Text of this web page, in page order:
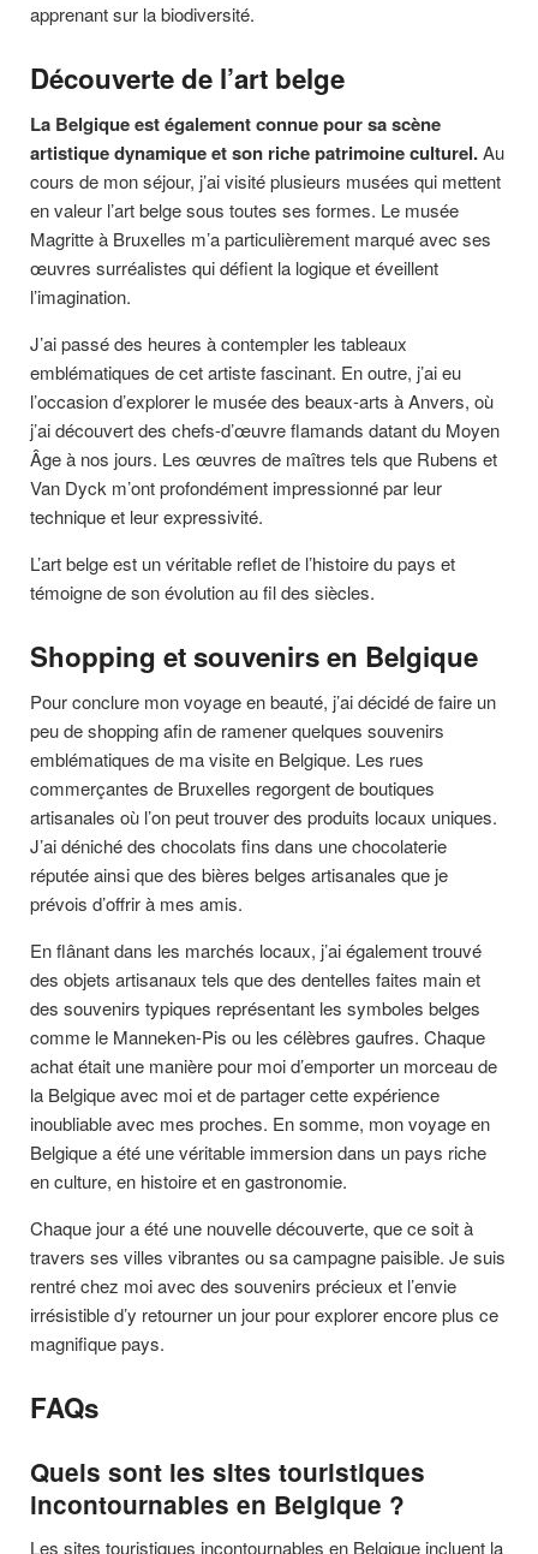
apprenant sur la biodiversité.
Découverte de l’art belge
La Belgique est également connue pour sa scène
artistique dynamique et son riche patrimoine culturel.Au
cours de mon séjour, j’ai visité plusieurs musées qui mettent
en valeur l’art belge sous toutes ses formes. Le musée
Magritte à Bruxelles m’a particulièrement marqué avec ses
œuvres surréalistes qui défient la logique et éveillent
l’imagination.
J’ai passé des heures à contempler les tableaux
emblématiques de cet artiste fascinant. En outre, j’ai eu
l’occasion d’explorer le musée des beaux-arts à Anvers, où
j’ai découvert des chefs-d’œuvre flamands datant du Moyen
Âge à nos jours. Les œuvres de maîtres tels que Rubens et
Van Dyck m’ont profondément impressionné par leur
technique et leur expressivité.
L’art belge est un véritable reflet de l’histoire du pays et
témoigne de son évolution au fil des siècles.
Shopping et souvenirs en Belgique
Pour conclure mon voyage en beauté, j’ai décidé de faire un
peu de shopping afin de ramener quelques souvenirs
emblématiques de ma visite en Belgique. Les rues
commerçantes de Bruxelles regorgent de boutiques
artisanales où l’on peut trouver des produits locaux uniques.
J’ai déniché des chocolats fins dans une chocolaterie
réputée ainsi que des bières belges artisanales que je
prévois d’offrir à mes amis.
En flânant dans les marchés locaux, j’ai également trouvé
des objets artisanaux tels que des dentelles faites main et
des souvenirs typiques représentant les symboles belges
comme le Manneken-Pis ou les célèbres gaufres. Chaque
achat était une manière pour moi d’emporter un morceau de
la Belgique avec moi et de partager cette expérience
inoubliable avec mes proches. En somme, mon voyage en
Belgique a été une véritable immersion dans un pays riche
en culture, en histoire et en gastronomie.
Chaque jour a été une nouvelle découverte, que ce soit à
travers ses villes vibrantes ou sa campagne paisible. Je suis
rentré chez moi avec des souvenirs précieux et l’envie
irrésistible d’y retourner un jour pour explorer encore plus ce
magnifique pays.
FAQs
Quels sont les sites touristiques
incontournables en Belgique ?
Les sites touristiques incontournables en Belgique incluent la